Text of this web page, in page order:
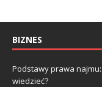
BIZNES
Podstawy prawa
wiedzieć?